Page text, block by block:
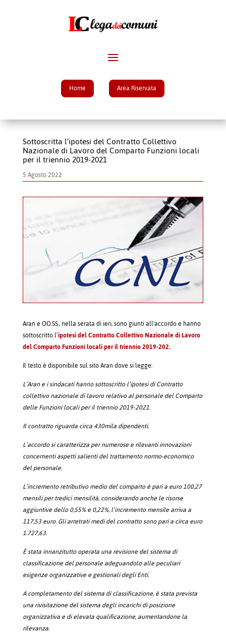
Home Area Riservata
Sottoscritta l’ipotesi del Contratto Collettivo
Nazionale di Lavoro del Comparto Funzioni locali
per il triennio 2019-2021
5 Agosto 2022
Aran e OO.SS., nella serata di ieri, sono giunti all'accordo e hanno
sottoscritto l’ipotesi del Contratto Collettivo Nazionale di Lavoro
del Comparto Funzioni locali per il triennio 2019-202.
Il testo è disponibile sul sito Aran dove si legge:
L’Aran e i sindacati hanno sottoscritto l’ipotesi di Contratto
collettivo nazionale di lavoro relativo al personale del Comparto
delle Funzioni locali per il triennio 2019-2021.
Il contratto riguarda circa 430mila dipendenti.
L’accordo si caratterizza per numerose e rilevanti innovazioni
concernenti aspetti salienti del trattamento normo-economico
del personale.
L’incremento retributivo medio del comparto è pari a euro 100,27
mensili per tredici mensilità, considerando anche le risorse
aggiuntive dello 0,55% e 0,22%, l’incremento mensile arriva a
117,53 euro. Gli arretrati medi del contratto sono pari a circa euro
1.727,63.
È stata innanzitutto operata una revisione del sistema di
classificazione del personale adeguandolo alle peculiari
esigenze organizzative e gestionali degli Enti.
A completamento del sistema di classificazione, è stata prevista
una rivisitazione del sistema degli incarichi di posizione
organizzativa e di elevata qualificazione, aumentandone la
rilevanza.